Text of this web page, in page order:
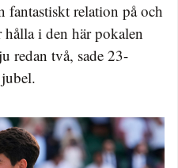
fantastiskt relation på och
i den här pokalen
redan två, sade 23-